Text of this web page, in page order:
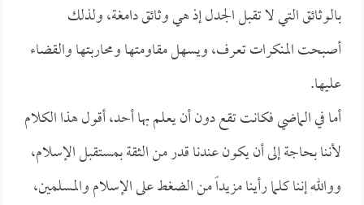
بالوثائق التي لا تقبل الجدل إذ هي وثائق دامغة، ولذلك
أصبحت المنكرات تعرف، ويسهل مقاومتها ومحاربتها والقضاء
عليها.
أما في الماضي فكانت تقع دون أن يعلم بها أحد، أقول هذا الكلام
لأننا بحاجة إلى أن يكون عندنا قدر من الثقة بمستقبل الإسلام،
ووالله إننا كلما رأينا مزيداً من الضغط على الإسلام والمسلمين،